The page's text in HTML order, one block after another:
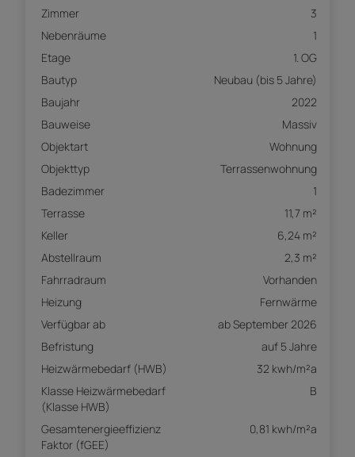
Zimmer
3
Nebenräume
1
Etage
1. OG
Bautyp
Neubau (bis 5 Jahre)
Baujahr
2022
Bauweise
Massiv
Objektart
Wohnung
Objekttyp
Terrassenwohnung
Badezimmer
1
Terrasse
11,7 m²
Keller
6,24 m²
Abstellraum
2,3 m²
Fahrradraum
Vorhanden
Heizung
Fernwärme
Verfügbar ab
ab September 2026
Befristung
auf 5 Jahre
Heizwärmebedarf (HWB)
32 kwh/m²a
Klasse Heizwärmebedarf
(Klasse HWB)
B
Gesamtenergieeffizienz
Faktor (fGEE)
0,81 kwh/m²a